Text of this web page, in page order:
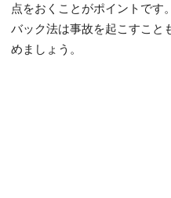
点をおくことがポイントです
バック法は事故を起こすこと
めましょう。